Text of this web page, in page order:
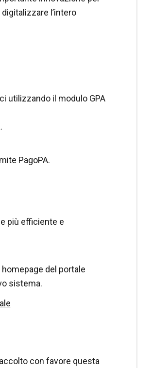
l’intero
utilizzando il modulo GPA
PagoPA.
più efficiente e
del portale
sistema.
con favore questa